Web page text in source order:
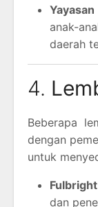
anak-
daerah
4.
Beberapa
dengan
untuk
dan